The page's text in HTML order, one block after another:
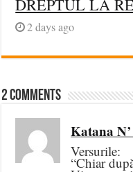
DREPTUL LA
2 days ago
2 comments
Katana
Versurile:
“Chiar